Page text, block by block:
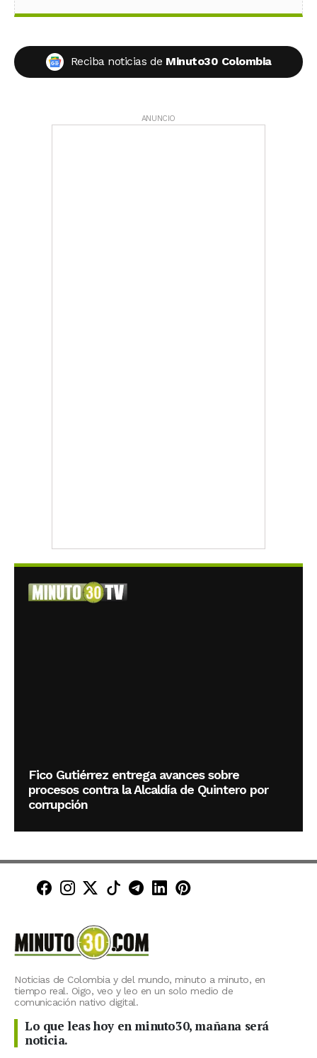
Reciba noticias de Minuto30 Colombia
ANUNCIO
Fico Gutiérrez entrega avances sobre
procesos contra la Alcaldía de Quintero por
corrupción
Minuto30 en Facebook
Minuto30 en Instagram
Minuto30 en X (Twitter)
Minuto30 en TikTok
Canal de Minuto30 en
Minuto30 en LinkedIn
Minuto30 en
Noticias de Colombia y del mundo, minuto a minuto, en
tiempo real. Oigo, veo y leo en un solo medio de
comunicación nativo digital.
Lo que leas hoy en minuto30, mañana será
noticia.